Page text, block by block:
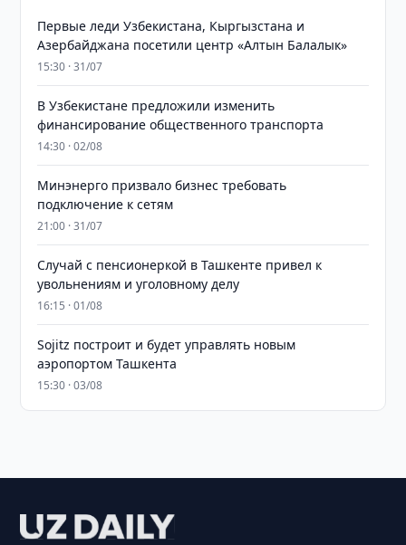
Первые леди Узбекистана, Кыргызстана и
Азербайджана посетили центр «Алтын Балалык»
15:30 · 31/07
В Узбекистане предложили изменить
финансирование общественного транспорта
14:30 · 02/08
Минэнерго призвало бизнес требовать
подключение к сетям
21:00 · 31/07
Случай с пенсионеркой в Ташкенте привел к
увольнениям и уголовному делу
16:15 · 01/08
Sojitz построит и будет управлять новым
аэропортом Ташкента
15:30 · 03/08